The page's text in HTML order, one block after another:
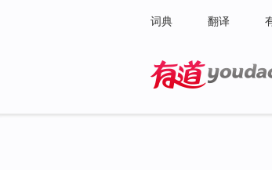
词典 翻译